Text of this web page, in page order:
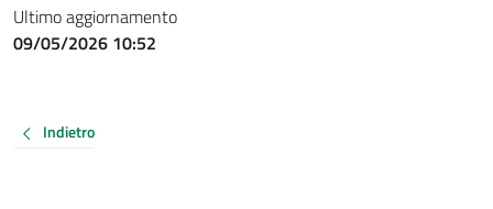
Ultimo aggiornamento
09/05/2026 10:52
Indietro